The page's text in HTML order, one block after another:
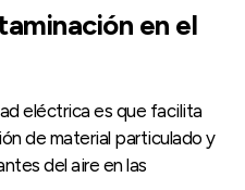
en el
eléctrica es que facilita
de material particulado y
del aire en las